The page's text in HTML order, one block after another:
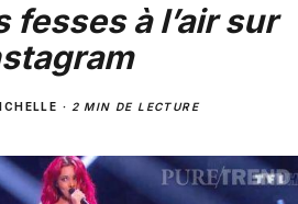
fesses à l’air sur
· 2 MIN DE LECTURE